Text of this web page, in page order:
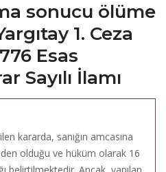
sonucu ölüme
1. Ceza
Esas
Sayılı İlamı
kararda, sanığın amcasına
olduğu ve hüküm olarak 16